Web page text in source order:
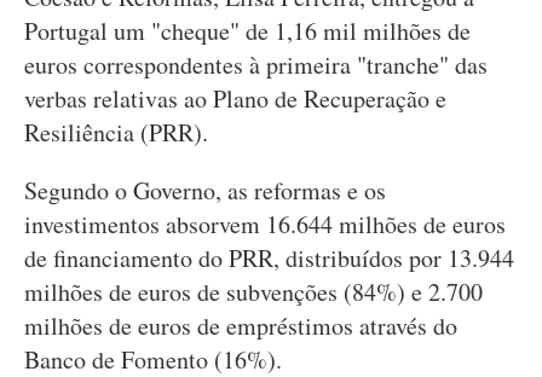
Portugal um "cheque" de 1,16 mil milhões de
euros correspondentes à primeira "tranche" das
verbas relativas ao Plano de Recuperação e
Resiliência (PRR).
Segundo o Governo, as reformas e os
investimentos absorvem 16.644 milhões de euros
de financiamento do PRR, distribuídos por 13.944
milhões de euros de subvenções (84%) e 2.700
milhões de euros de empréstimos através do
Banco de Fomento (16%).